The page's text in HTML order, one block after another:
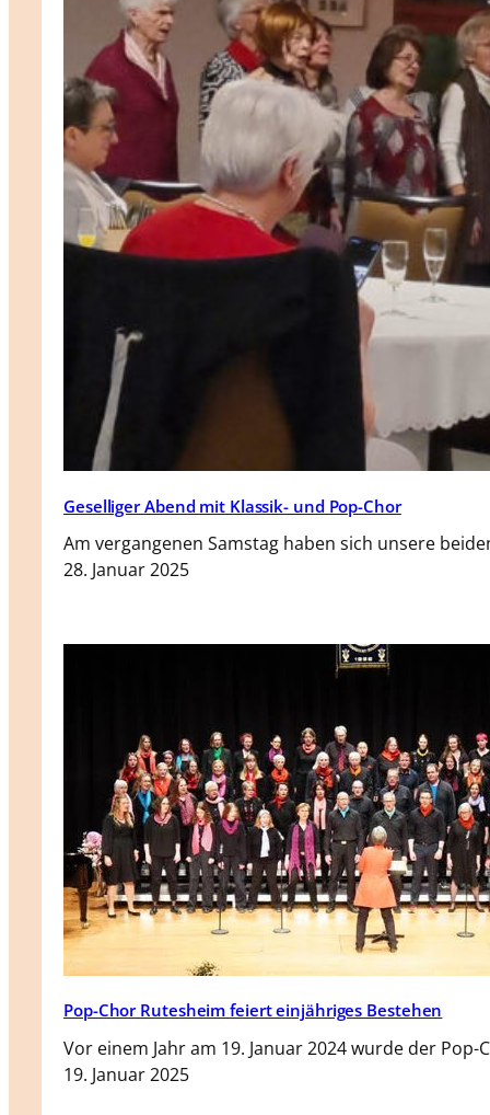
Geselliger Abend mit Klassik- und Pop-Chor
Am vergangenen Samstag haben sich unsere
28. Januar 2025
Pop-Chor Rutesheim feiert einjähriges Bestehen
Vor einem Jahr am 19. Januar 2024 wurde der
19. Januar 2025